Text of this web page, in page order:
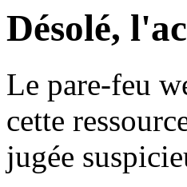
Désolé,
Le pare-feu
cette
jugée